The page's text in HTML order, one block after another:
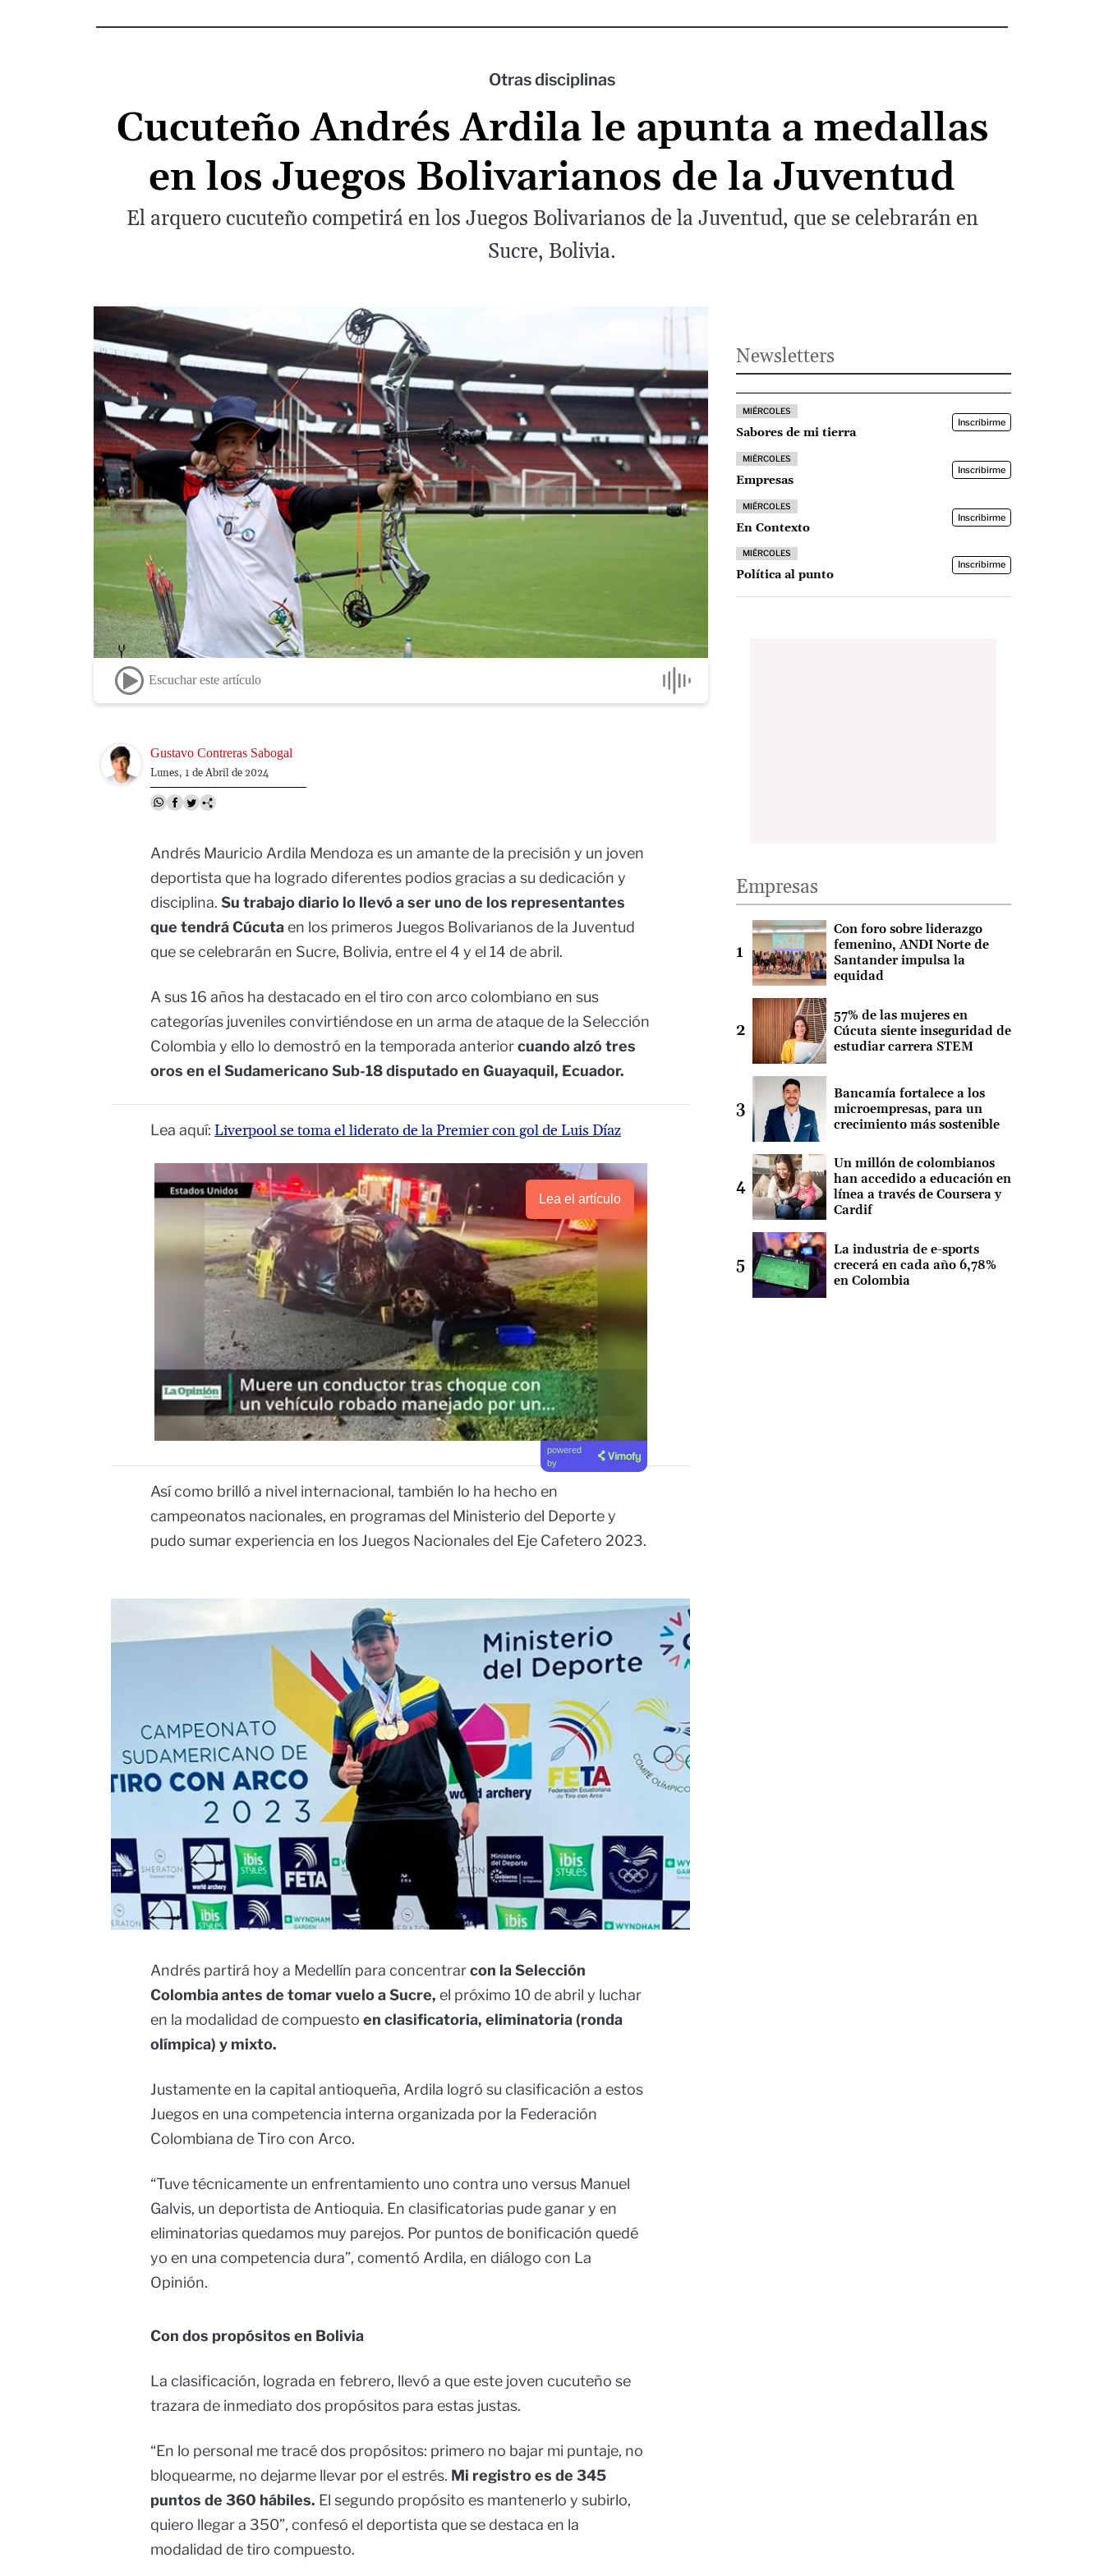
Otras disciplinas
Cucuteño Andrés Ardila le apunta a medallas
en los Juegos Bolivarianos de la Juventud
El arquero cucuteño competirá en los Juegos Bolivarianos de la Juventud, que se celebrarán en
Sucre, Bolivia.
Escuchar este artículo
Image Gustavo Contreras Sabogal
Lunes, 1 de Abril de 2024
Andrés Mauricio Ardila Mendoza es un amante de la precisión y un joven
deportista que ha logrado diferentes podios gracias a su dedicación y
disciplina. Su trabajo diario lo llevó a ser uno de los representantes
que tendrá Cúcutaen los primeros Juegos Bolivarianos de la Juventud
que se celebrarán en Sucre, Bolivia, entre el 4 y el 14 de abril.
A sus 16 años ha destacado en el tiro con arco colombiano en sus
categorías juveniles convirtiéndose en un arma de ataque de la Selección
Colombia y ello lo demostró en la temporada anteriorcuando alzó tres
oros en el Sudamericano Sub-18 disputado en Guayaquil, Ecuador.
Lea aquí: Liverpool se toma el liderato de la Premier con gol de Luis Díaz
Lea el artículo
powered
by
Así como brilló a nivel internacional, también lo ha hecho en
campeonatos nacionales, en programas del Ministerio del Deporte y
pudo sumar experiencia en los Juegos Nacionales del Eje Cafetero 2023.
Andrés partirá hoy a Medellín para concentrarcon la Selección
Colombia antes de tomar vuelo a Sucre, el próximo 10 de abril y luchar
en la modalidad de compuesto en clasificatoria, eliminatoria (ronda
olímpica) y mixto.
Justamente en la capital antioqueña, Ardila logró su clasificación a estos
Juegos en una competencia interna organizada por la Federación
Colombiana de Tiro con Arco.
“Tuve técnicamente un enfrentamiento uno contra uno versus Manuel
Galvis, un deportista de Antioquia. En clasificatorias pude ganar y en
eliminatorias quedamos muy parejos. Por puntos de bonificación quedé
yo en una competencia dura”, comentó Ardila, en diálogo con La
Opinión.
Con dos propósitos en Bolivia
La clasificación, lograda en febrero, llevó a que este joven cucuteño se
trazara de inmediato dos propósitos para estas justas.
“En lo personal me tracé dos propósitos: primero no bajar mi puntaje, no
bloquearme, no dejarme llevar por el estrés. Mi registro es de 345
puntos de 360 hábiles. El segundo propósito es mantenerlo y subirlo,
quiero llegar a 350”, confesó el deportista que se destaca en la
modalidad de tiro compuesto.
Newsletters
MIÉRCOLES
Sabores de mi tierra
Inscribirme
MIÉRCOLES
Empresas
Inscribirme
MIÉRCOLES
En Contexto
Inscribirme
MIÉRCOLES
Política al punto
Inscribirme
Empresas
Con foro sobre liderazgo
femenino, ANDI Norte de
Santander impulsa la
equidad
57% de las mujeres en
Cúcuta siente inseguridad de
estudiar carrera STEM
Bancamía fortalece a los
microempresas, para un
crecimiento más sostenible
Un millón de colombianos
han accedido a educación en
línea a través de Coursera y
Cardif
La industria de e-sports
crecerá en cada año 6,78%
en Colombia